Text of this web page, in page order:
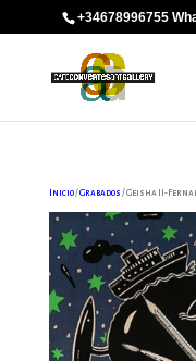
+34678996755
Inicio/Grabados / Geisha II-